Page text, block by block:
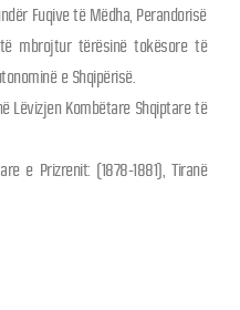
Fuqive të Mëdha, Perandorisë
mbrojtur tërësinë tokësore të
e Shqipërisë.
Lëvizjen Kombëtare Shqiptare të
e Prizrenit: (1878-1881), Tiranë